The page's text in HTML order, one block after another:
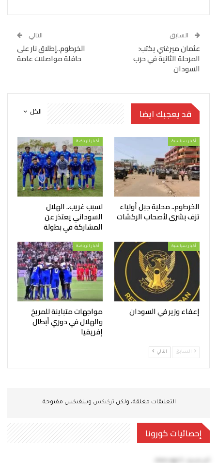
السابق
عثمان ميرغني يكتب:
المرحلة الثانية في حرب
السودان
التالي
الخرطوم..إطلاق نار على
حافلة مواصلات عامة
الكل قد يعجبك ايضا
أخبار سياسية
الخرطوم.. محلية جبل أولياء
تزف بشرى لأصحاب الركشات
أخبار الرياضة
لسبب غريب.. الهلال
السوداني يعتذر عن
المشاركة في بطولة
أخبار سياسية
إعفاء وزير في السودان
أخبار الرياضة
مواجهات متباينة للمريخ
والهلال في دوري أبطال
إفريقيا
السابق التالي
التعليقات مغلقة، ولكن تركبكس وبينغبكس مفتوحة.
إحصائيات كورونا